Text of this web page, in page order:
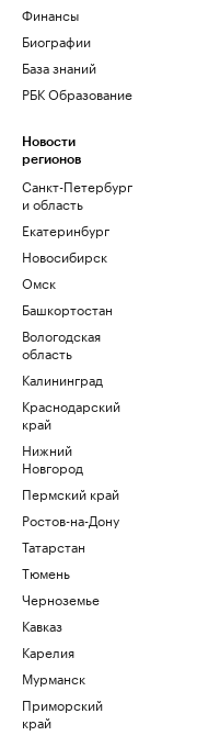
Финансы
Биографии
База знаний
РБК Образование
Новости
регионов
Санкт-Петербург
и область
Екатеринбург
Новосибирск
Омск
Башкортостан
Вологодская
область
Калининград
Краснодарский
край
Нижний
Новгород
Пермский край
Ростов-на-Дону
Татарстан
Тюмень
Черноземье
Кавказ
Карелия
Мурманск
Приморский
край